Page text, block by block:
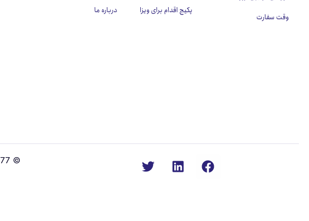
وقت سفارت
پکیج اقدام برای ویزا
درباره ما
© 2077 OKVisa.ir. All rights reserved.